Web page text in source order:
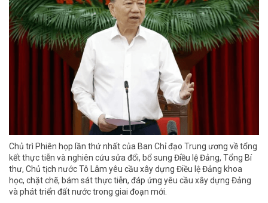
Chủ trì Phiên họp lần thứ nhất của Ban Chỉ đạo Trung ương về tổng
kết thực tiễn và nghiên cứu sửa đổi, bổ sung Điều lệ Đảng, Tổng Bí
thư, Chủ tịch nước Tô Lâm yêu cầu xây dựng Điều lệ Đảng khoa
học, chặt chẽ, bám sát thực tiễn, đáp ứng yêu cầu xây dựng Đảng
và phát triển đất nước trong giai đoạn mới.